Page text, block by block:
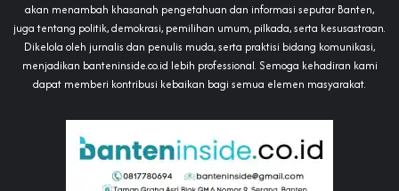
akan menambah khasanah pengetahuan dan informasi seputar Banten,
juga tentang politik, demokrasi, pemilihan umum, pilkada, serta kesusastraan.
Dikelola oleh jurnalis dan penulis muda, serta praktisi bidang komunikasi,
menjadikan banteninside.co.id lebih professional. Semoga kehadiran kami
dapat memberi kontribusi kebaikan bagi semua elemen masyarakat.